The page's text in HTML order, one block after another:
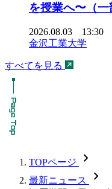
を授業へ〜（一
2026.08.03 13:30
金沢工業大学
すべてを見る
TOPページ chevron_forward
最新ニュース chevron_forward